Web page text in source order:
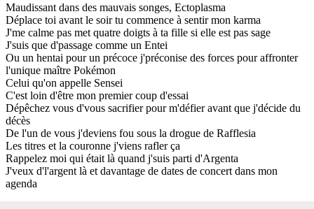
Maudissant dans des mauvais songes, Ectoplasma
Déplace toi avant le soir tu commence à sentir mon karma
J'me calme pas met quatre doigts à ta fille si elle est pas sage
J'suis que d'passage comme un Entei
Ou un hentai pour un précoce j'préconise des forces pour affronter
l'unique maître Pokémon
Celui qu'on appelle Sensei
C'est loin d'être mon premier coup d'essai
Dépêchez vous d'vous sacrifier pour m'défier avant que j'décide du
décès
De l'un de vous j'deviens fou sous la drogue de Rafflesia
Les titres et la couronne j'viens rafler ça
Rappelez moi qui était là quand j'suis parti d'Argenta
J'veux d'l'argent là et davantage de dates de concert dans mon
agenda